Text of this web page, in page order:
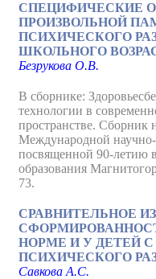
СПЕЦИФИЧЕСКИЕ
ПРОИЗВОЛЬНОЙ
ПСИХИЧЕСКОГО
ШКОЛЬНОГО
Безрукова О.В.
В сборнике:
технологии в
пространстве. Сборник
Международной
посвященной 90-летию
образования
73.
СРАВНИТЕЛЬНОЕ
НОРМЕ И У ДЕТЕЙ
ПСИХИЧЕСКОГО
Савкова А.С.